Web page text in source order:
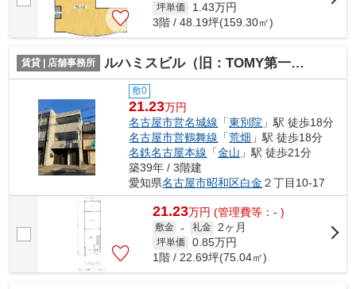
坪単価 1.43万円
3階 / 48.19坪(159.30㎡)
賃貸 | 店舗事務所 ルハミスビル（旧：TOMY第一ビル）【 店舗系おすすめ 】
敷0
21.23万円
名古屋市営名城線 「東別院 」駅 徒歩18分
名古屋市営鶴舞線 「荒畑 」駅 徒歩18分
名鉄名古屋本線 「金山 」駅 徒歩21分
築39年 / 3階建
愛知県名古屋市昭和区白金 ２丁目10-17
21.23万円 (管理費等：- )
敷金 - 礼金 2ヶ月
坪単価 0.85万円
1階 / 22.69坪(75.04㎡)